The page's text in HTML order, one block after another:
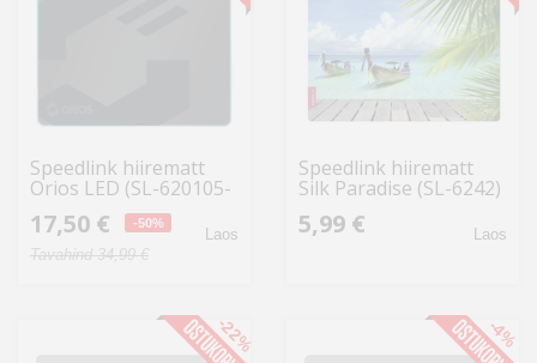
Speedlink hiirematt
Orios LED (SL-620105-
BK) (avatud pakend)
17,50 € -50%
Tavahind 34,99 €
Laos
Speedlink hiirematt
Silk Paradise (SL-6242)
5,99 € Laos
-22% -4%